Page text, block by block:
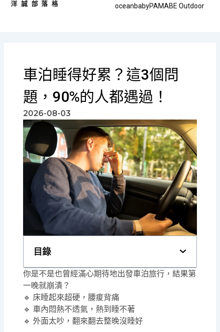
洋誠部落格 oceanbabyPAMABE Outdoor
車泊睡得好累？這3個問
題，90%的人都遇過！
2026-08-03
目錄
你是不是也曾經滿心期待地出發車泊旅行，結果第
一晚就崩潰？
🔹 床睡起來超硬，腰痠背痛
🔹 車內悶熱不透氣，熱到睡不著
🔹 外面太吵，翻來翻去整晚沒睡好